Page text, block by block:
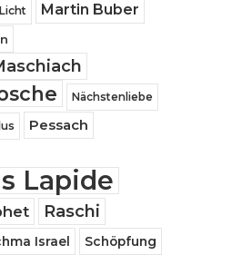
Licht Martin Buber
Nächstenliebe
Pessach
Lapide
Raschi
Israel Schöpfung